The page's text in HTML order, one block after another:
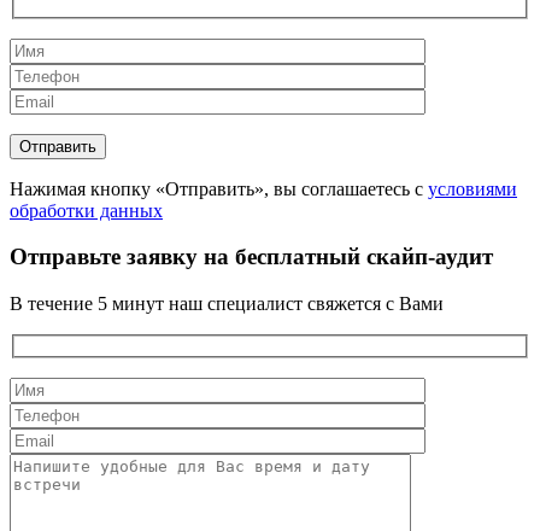
Нажимая кнопку «Отправить», вы соглашаетесь с условиями
обработки данных
Отправьте заявку на бесплатный скайп-аудит
В течение 5 минут наш специалист свяжется с Вами